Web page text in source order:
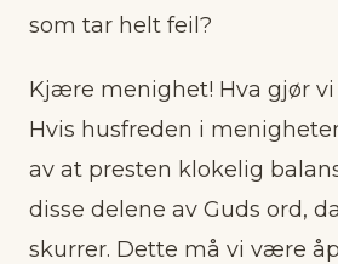
som tar helt feil?
Kjære menighet! Hva gjør
Hvis husfreden i
av at presten klokelig
disse delene av Guds ord,
skurrer. Dette må vi være